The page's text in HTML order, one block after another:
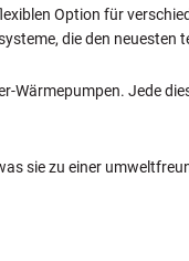
Option für
die den neuesten
Wärmepumpen. Jede
sie zu einer